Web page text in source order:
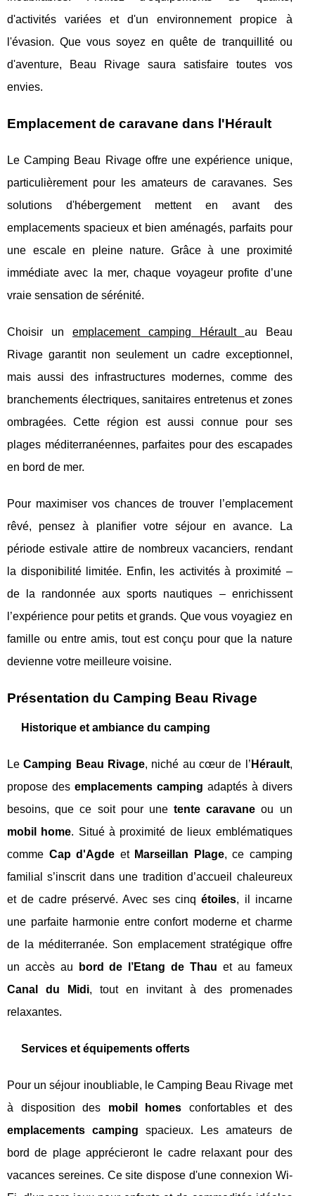
d'activités variées et d'un environnement propice à
l'évasion. Que vous soyez en quête de tranquillité ou
d'aventure, Beau Rivage saura satisfaire toutes vos
envies.
Emplacement de caravane dans l'Hérault
Le Camping Beau Rivage offre une expérience unique,
particulièrement pour les amateurs de caravanes. Ses
solutions d'hébergement mettent en avant des
emplacements spacieux et bien aménagés, parfaits pour
une escale en pleine nature. Grâce à une proximité
immédiateavec la mer, chaque voyageur profite d’une
vraie sensation de sérénité.
Choisir un emplacement camping Hérault au Beau
Rivage garantit non seulement un cadre exceptionnel,
mais aussi des infrastructures modernes, comme des
branchements électriques, sanitaires entretenus et zones
ombragées. Cette région est aussi connue pour ses
plages méditerranéennes, parfaites pour des escapades
en bord de mer.
Pour maximiser vos chances de trouver l’emplacement
rêvé, pensez à planifier votre séjour en avance. La
période estivale attire de nombreux vacanciers, rendant
la disponibilité limitée. Enfin, les activités à proximité –
de la randonnée aux sports nautiques – enrichissent
l’expérience pour petits et grands. Que vous voyagiez en
famille ou entre amis, tout est conçu pour que la nature
devienne votre meilleure voisine.
Présentation du Camping Beau Rivage
Historique et ambiance du camping
LeCamping Beau Rivage, niché au cœur de l’ Hérault,
propose des emplacements camping adaptés à divers
besoins, que ce soit pour unetente caravane ou un
mobil home. Situé à proximité de lieux emblématiques
comme Cap d'Agde et Marseillan Plage, ce camping
familial s’inscrit dans une tradition d’accueil chaleureux
et de cadre préservé. Avec ses cinqétoiles, il incarne
une parfaite harmonie entre confort moderne et charme
de la méditerranée. Son emplacement stratégique offre
un accès au
bord de l’Etang de Thau et au fameux
Canal du Midi, tout en invitant à des promenades
relaxantes.
Services et équipements offerts
Pour un séjour inoubliable, le Camping Beau Rivage met
à disposition des mobil homes confortables et des
emplacements camping spacieux. Les amateurs de
bord de plage apprécieront le cadre relaxant pour des
vacances sereines. Ce site dispose d'une connexion Wi-